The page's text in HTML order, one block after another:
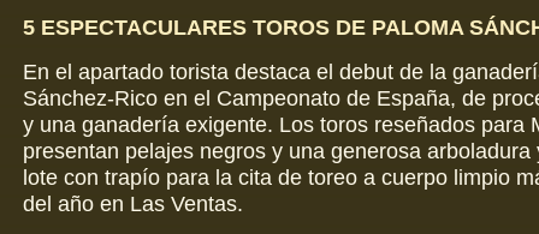
5 ESPECTACULARES TOROS DE PALOMA
En el apartado torista destaca el debut de la
Sánchez-Rico en el Campeonato de España, de
y una ganadería exigente. Los toros reseñados para
presentan pelajes negros y una generosa arboladura
lote con trapío para la cita de toreo a cuerpo limpio
del año en Las Ventas.